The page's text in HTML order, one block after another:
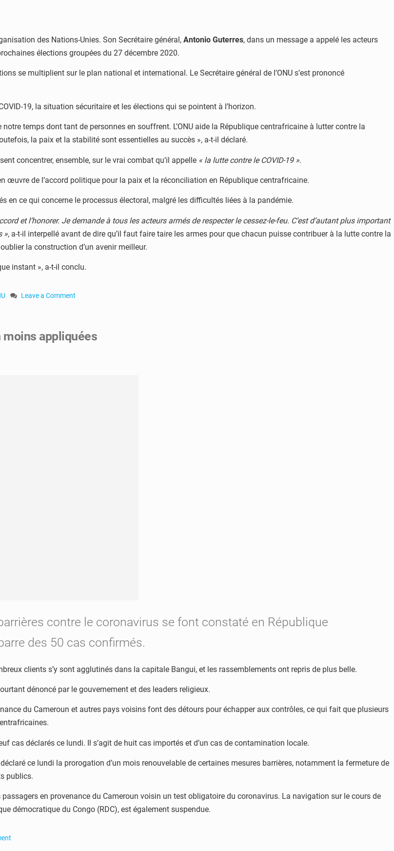
des Nations-Unies. Son Secrétaire général, Antonio Guterres, dans un message a appelé les acteurs
élections groupées du 27 décembre 2020.
se multiplient sur le plan national et international. Le Secrétaire général de l’ONU s’est prononcé
19, la situation sécuritaire et les élections qui se pointent à l’horizon.
temps dont tant de personnes en souffrent. L’ONU aide la République centrafricaine à lutter contre la
la paix et la stabilité sont essentielles au succès », a-t-il déclaré.
concentrer, ensemble, sur le vrai combat qu’il appelle « la lutte contre le COVID-19 ».
œuvre de l’accord politique pour la paix et la réconciliation en République centrafricaine.
en ce qui concerne le processus électoral, malgré les difficultés liées à la pandémie.
et l’honorer. Je demande à tous les acteurs armés de respecter le cessez-le-feu. C’est d’autant plus important
», a-t-il interpellé avant de dire qu’il faut faire taire les armes pour que chacun puisse contribuer à la lutte contre la
la construction d’un avenir meilleur.
instant », a-t-il conclu.
Leave a Comment
Antonio
moins appliquées
contre le coronavirus se font constaté en République
des 50 cas confirmés.
clients s’y sont agglutinés dans la capitale Bangui, et les rassemblements ont repris de plus belle.
dénoncé par le gouvernement et des leaders religieux.
du Cameroun et autres pays voisins font des détours pour échapper aux contrôles, ce qui fait que plusieurs
cas déclarés ce lundi. Il s’agit de huit cas importés et d’un cas de contamination locale.
ce lundi la prorogation d’un mois renouvelable de certaines mesures barrières, notamment la fermeture de
publics.
en provenance du Cameroun voisin un test obligatoire du coronavirus. La navigation sur le cours de
démocratique du Congo (RDC), est également suspendue.